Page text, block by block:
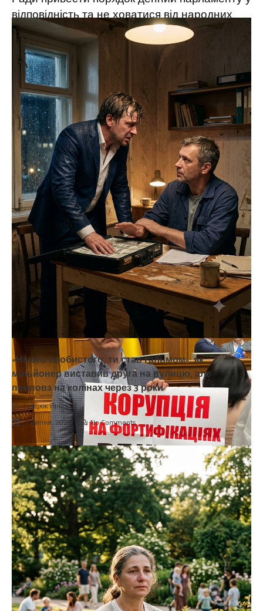
відповідність та не ховатися від народних
депутатів: “Може, ви нормально проведете
свою роботу хоч раз? Чому ви закриваєте
двері перед народними депутатами? Ми вас
просимо обговорити питання дронів та
фортифікацій. Поїдьте під Харків та
подивіться, яка ситуація на фронті”.
«Нічого особистого, ти став гальмом»: як
мільйонер виставив друга на вулицю, але
приповз на колінах через 3 роки
Грицюк Яніна
7 Липня, 2026
No Comments